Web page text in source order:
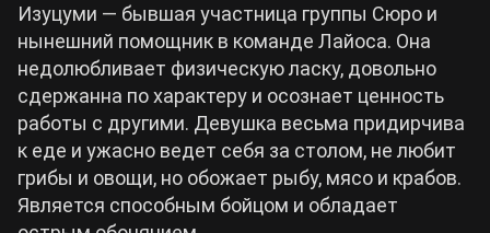
Изуцуми — бывшая участница группы Сюро и
нынешний помощник в команде Лайоса. Она
недолюбливает физическую ласку, довольно
сдержанна по характеру и осознает ценность
работы с другими. Девушка весьма придирчива
к еде и ужасно ведет себя за столом, не любит
грибы и овощи, но обожает рыбу, мясо и крабов.
Является способным бойцом и обладает